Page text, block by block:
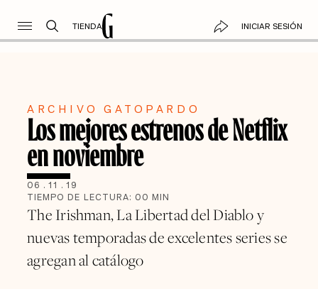
TIENDA INICIAR SESIÓN
ARCHIVO GATOPARDO
Los mejores estrenos de Netflix
en noviembre
06 . 11 . 19
TIEMPO DE LECTURA: 00 MIN
The Irishman, La Libertad del Diablo y
nuevas temporadas de excelentes series se
agregan al catálogo